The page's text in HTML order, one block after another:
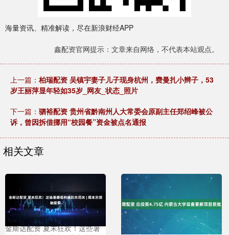
海量资讯、精准解读，尽在新浪财经APP
鑫配资官网提示：文章来自网络，不代表本站观点。
上一篇： 柏瑞配资 吴镇宇妻子儿子现身杭州，费曼扎小辫子，53
岁王丽萍显年轻如35岁_网友_状态_照片
下一篇： 驷裕配资 贵州省黔南州人大常委会原副主任郑绍峰被公
诉，曾因拆借挪用“校园餐”资金被点名通报
相关文章
金斯达配资 夏末狂欢！这些暑